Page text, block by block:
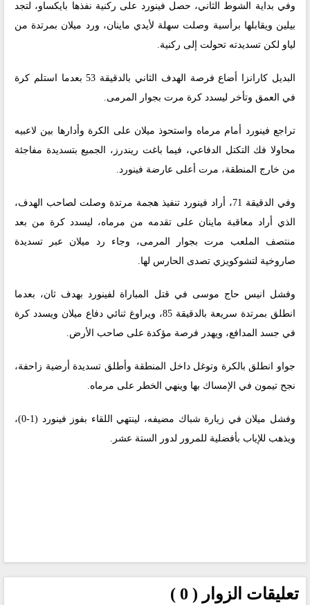
وفي بداية الشوط الثاني، حصل فينورد على ركنية نفذها بايكساو، لتجد
بيلين ويقابلها برأسية وصلت سهلة لأيدي ماينان، ورد ميلان بمرتدة من
لياو لكن تسديدته تحولت إلى ركنية.
البديل كارانزا أضاع فرصة الهدف الثاني بالدقيقة 53 بعدما استلم كرة
في العمق وتأخر ليسدد كرة مرت بجوار المرمى.
تراجع فينورد أمام مرماه واستحوذ ميلان على الكرة وأدارها بين لاعبيه
محاولا فك التكتل الدفاعي، فيما باغت ريندرز، الجميع بتسديدة مفاجئة
من خارج المنطقة، مرت أعلى عارضة فينورد.
وفي الدقيقة 71، أراد فينورد تنفيذ هجمة مرتدة وصلت لصاحب الهدف،
الذي أراد معاقبة ماينان على تقدمه من مرماه، ليسدد كرة من بعد
منتصف الملعب مرت بجوار المرمى، وجاء رد ميلان عبر تسديدة
صاروخية لتشوكويزي تصدى الحارس لها.
وفشل انيس حاج موسى في قتل المباراة لفينورد بهدف ثان، بعدما
انطلق بمرتدة سريعة بالدقيقة 85، ويراوغ ثنائي دفاع ميلان ويسدد كرة
في جسد المدافع، ويهدر فرصة مؤكدة على صاحب الأرض.
جواو انطلق بالكرة وتوغل داخل المنطقة وأطلق تسديدة أرضية زاحفة،
نجح تيمون في الإمساك بها وينهي الخطر على مرماه.
وفشل ميلان في زيارة شباك مضيفه، لينتهي اللقاء بفوز فينورد (1-0)،
ويذهب للإياب بأفضلية للمرور لدور الستة عشر.
تعليقات الزوار ( 0 )